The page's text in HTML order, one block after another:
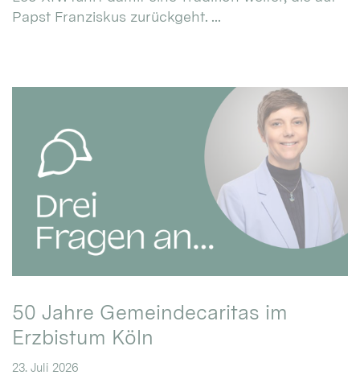
Papst Franziskus zurückgeht. ...
50 Jahre Gemeindecaritas im
Erzbistum Köln
23. Juli 2026